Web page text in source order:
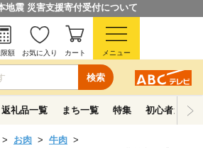
地震 災害支援寄付受付について
検索
限額 お気に入り カート メニュー
返礼品一覧 まち一覧 特集 初心者ガイド
お肉
牛肉